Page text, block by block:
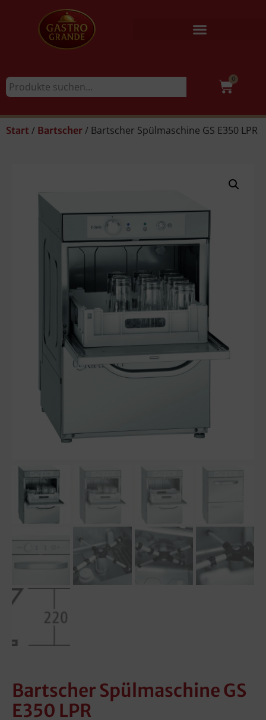
0
Start / Bartscher / Bartscher Spülmaschine GS E350 LPR
Bartscher Spülmaschine GS
E350 LPR